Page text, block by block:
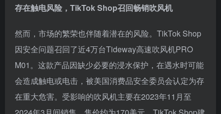
存在触电风险，TikTok Shop召回畅销吹风机
然而，市场的繁荣也伴随着潜在的风险。TikTok Shop
因安全问题召回了近4万台Tideway高速吹风机PRO
M01。这款产品因缺少必要的浸水保护，在遇水时可能
会造成触电或电击，被美国消费品安全委员会认定为存
在重大危害。受影响的吹风机主要在2023年11月至